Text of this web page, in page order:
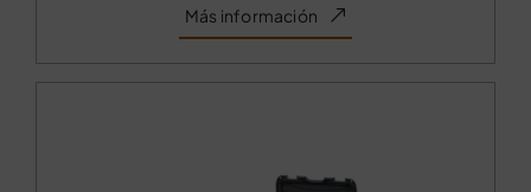
Más información